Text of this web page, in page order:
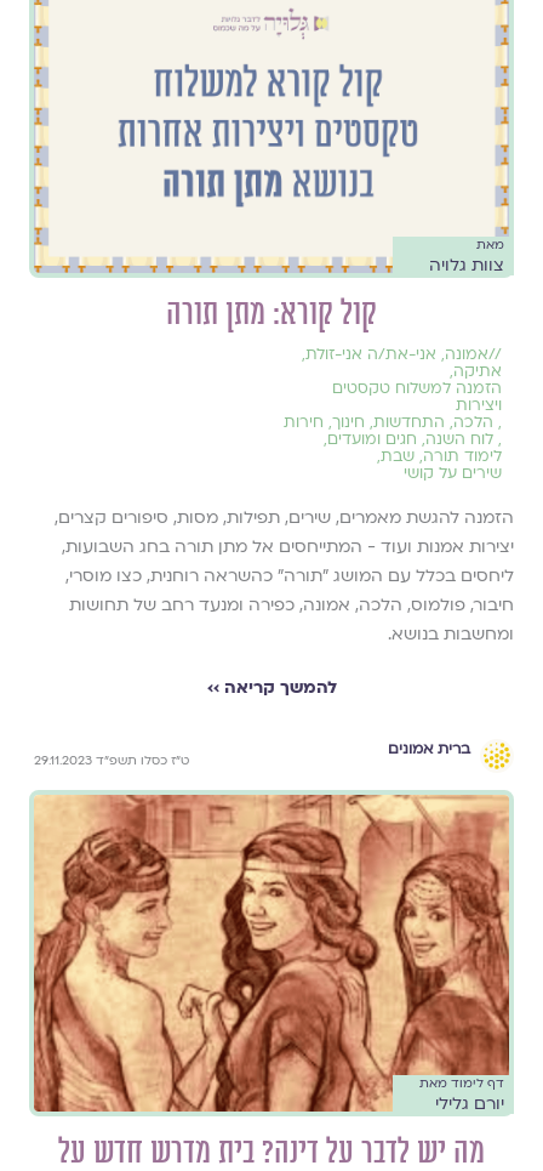
מאת
צוות גלויה
קול קורא: מתן תורה
//אמונה, אני-את/ה אני-זולת,
אתיקה,
הזמנה למשלוח טקסטים
ויצירות
, הלכה, התחדשות, חינוך, חירות
, לוח השנה, חגים ומועדים,
לימוד תורה, שבת,
שירים על קושי
הזמנה להגשת מאמרים, שירים, תפילות, מסות, סיפורים קצרים,
יצירות אמנות ועוד - המתייחסים אל מתן תורה בחג השבועות,
ליחסים בכלל עם המושג ״תורה״ כהשראה רוחנית, כצו מוסרי,
חיבור, פולמוס, הלכה, אמונה, כפירה ומנעד רחב של תחושות
ומחשבות בנושא.
להמשך קריאה ››
ברית אמונים
ט"ז כסלו תשפ"ד 29.11.2023
דף לימוד מאת
יורם גלילי
מה יש לדבר על דינה? בית מדרש חדש על